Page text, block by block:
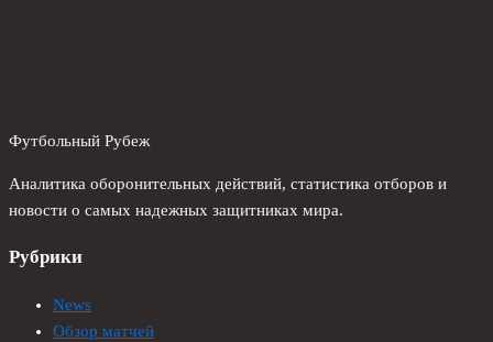
Футбольный Рубеж
Аналитика оборонительных действий, статистика отборов и
новости о самых надежных защитниках мира.
Рубрики
News
Обзор матчей